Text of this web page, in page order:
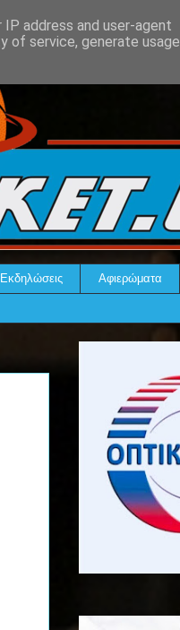
Εκδηλώσεις Αφιερώματα
address and user-agent
of service, generate usage